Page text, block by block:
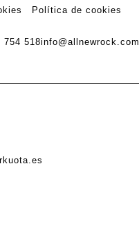
Política de cookies
754 518info@allnewrock.com